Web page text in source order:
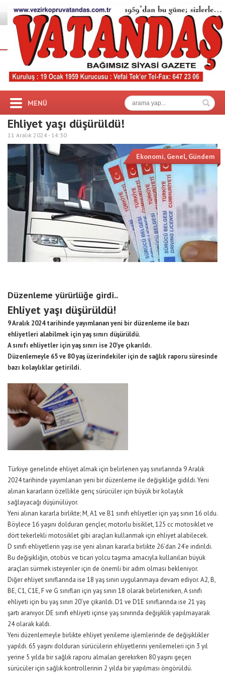
MENÜ
Ehliyet yaşı düşürüldü!
11 Aralık 2024 - 14:30
Ekonomi, Genel, Gündem
Düzenleme yürürlüğe girdi..
Ehliyet yaşı düşürüldü!
9 Aralık 2024 tarihinde yayımlanan yeni bir düzenleme ile bazı
ehliyetleri alabilmek için yaş sınırı düşürüldü.
A sınıfı ehliyetler için yaş sınırı ise 20’ye çıkarıldı.
Düzenlemeyle 65 ve 80 yaş üzerindekiler için de sağlık raporu süresinde
bazı kolaylıklar getirildi.
Türkiye genelinde ehliyet almak için belirlenen yaş sınırlarında 9 Aralık
2024 tarihinde yayımlanan yeni bir düzenleme ile değişikliğe gidildi. Yeni
alınan kararların özellikle genç sürücüler için büyük bir kolaylık
sağlayacağı düşünülüyor.
Yeni alınan kararla birlikte; M, A1 ve B1 sınıfı ehliyetler için yaş sınırı 16 oldu.
Böylece 16 yaşını dolduran gençler, motorlu bisiklet, 125 cc motosiklet ve
dört tekerlekli motosiklet gibi araçları kullanmak için ehliyet alabilecek.
D sınıfı ehliyetlerin yaşı ise yeni alınan kararla birlikte 26’dan 24’e indirildi.
Bu değişikliğin, otobüs ve ticari yolcu taşıma amacıyla kullanılan büyük
araçları sürmek isteyenler için de önemli bir adım olması bekleniyor.
Diğer ehliyet sınıflarında ise 18 yaş sınırı uygulanmaya devam ediyor. A2, B,
BE, C1, C1E, F ve G sınıfları için yaş sınırı 18 olarak belirlenirken, A sınıfı
ehliyeti için bu yaş sınırı 20’ye çıkarıldı. D1 ve D1E sınıflarında ise 21 yaş
şartı aranıyor. DE sınıfı ehliyeti içinse yaş sınırında değişiklik yapılmayarak
24 olarak kaldı.
Yeni düzenlemeyle birlikte ehliyet yenileme işlemlerinde de değişiklikler
yapıldı. 65 yaşını dolduran sürücülerin ehliyetlerini yenilemeleri için 3 yıl
yerine 5 yılda bir sağlık raporu almaları gerekirken 80 yaşını geçen
sürücüler için sağlık kontrollerinin 2 yılda bir yapılması öngörüldü.